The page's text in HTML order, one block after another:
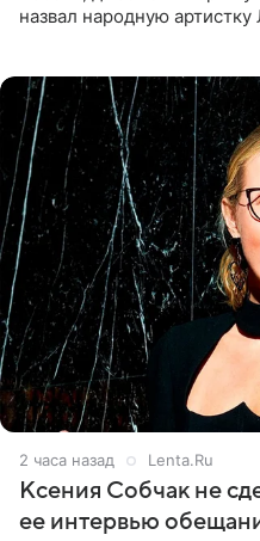
назвал народную
2 часа назад Lenta.Ru
Ксения Собчак не
ее интервью